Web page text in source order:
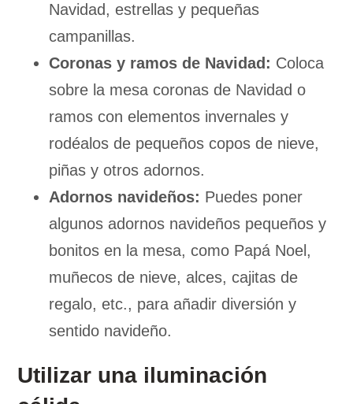
Navidad, estrellas y pequeñas
campanillas.
Coronas y ramos de Navidad: Coloca
sobre la mesa coronas de Navidad o
ramos con elementos invernales y
rodéalos de pequeños copos de nieve,
piñas y otros adornos.
Adornos navideños: Puedes poner
algunos adornos navideños pequeños y
bonitos en la mesa, como Papá Noel,
muñecos de nieve, alces, cajitas de
regalo, etc., para añadir diversión y
sentido navideño.
Utilizar una iluminación